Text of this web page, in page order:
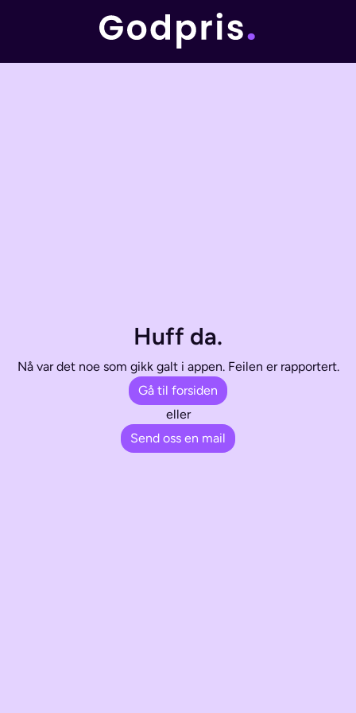
Huff da.
Nå var det noe som gikk galt i appen. Feilen er rapportert.
Gå til forsiden
eller
Send oss en mail